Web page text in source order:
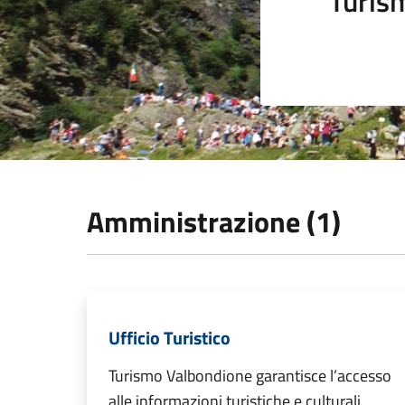
Amministrazione (1)
Ufficio Turistico
Turismo Valbondione garantisce l’accesso